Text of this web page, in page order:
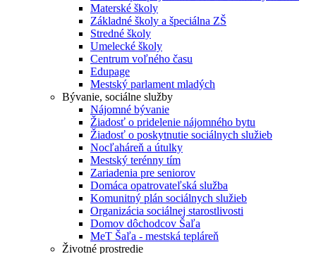
Materské školy
Základné školy a špeciálna ZŠ
Stredné školy
Umelecké školy
Centrum voľného času
Edupage
Mestský parlament mladých
Bývanie, sociálne služby
Nájomné bývanie
Žiadosť o pridelenie nájomného bytu
Žiadosť o poskytnutie sociálnych služieb
Nocľaháreň a útulky
Mestský terénny tím
Zariadenia pre seniorov
Domáca opatrovateľská služba
Komunitný plán sociálnych služieb
Organizácia sociálnej starostlivosti
Domov dôchodcov Šaľa
MeT Šaľa - mestská tepláreň
Životné prostredie